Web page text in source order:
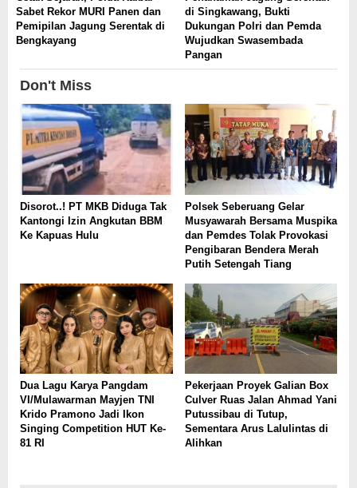
Sabet Rekor MURI Panen dan
Pemipilan Jagung Serentak di
Bengkayang
di Singkawang, Bukti
Dukungan Polri dan Pemda
Wujudkan Swasembada
Pangan
Don't Miss
Disorot..! PT MKB Diduga Tak
Kantongi Izin Angkutan BBM
Ke Kapuas Hulu
Polsek Seberuang Gelar
Musyawarah Bersama Muspika
dan Pemdes Tolak Provokasi
Pengibaran Bendera Merah
Putih Setengah Tiang
Dua Lagu Karya Pangdam
VI/Mulawarman Mayjen TNI
Krido Pramono Jadi Ikon
Singing Competition HUT Ke-
81 RI
Pekerjaan Proyek Galian Box
Culver Ruas Jalan Ahmad Yani
Putussibau di Tutup,
Sementara Arus Lalulintas di
Alihkan